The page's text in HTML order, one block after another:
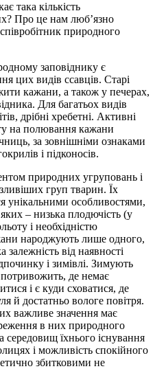
така кількість
Про це нам люб’язно
природного
заповіднику є
цих видів ссавців. Старі
кажани, а також у печерах,
Для багатьох видів
дрібні хребетні. Активні
на полювання кажани
за зовнішніми ознаками
і підконосів.
природних угруповань і
груп тварин. Їх
унікальними особливостями,
– низька плодючість (у
і необхідністю
народжують лише одного,
залежність від наявності
і зимівлі. Зимують
де немає
і є куди сховатися, де
й достатньо вологе повітря.
важливе значення має
в них природного
середовищ їхнього існування
і можливість спокійного
збитковими не